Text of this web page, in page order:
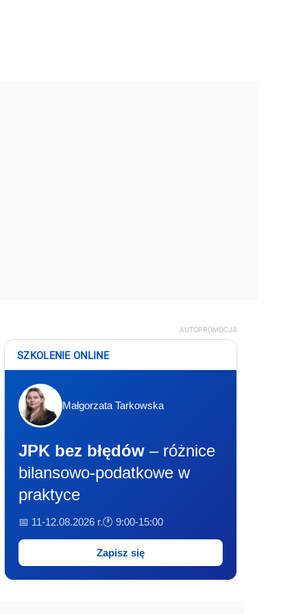
AUTOPROMOCJA
SZKOLENIE ONLINE
Małgorzata Tarkowska
JPK bez błędów – różnice
bilansowo-podatkowe w
praktyce
📅 11-12.08.2026 r.🕐 9:00-15:00
Zapisz się